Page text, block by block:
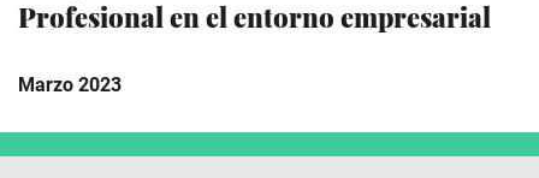
Profesional en el entorno empresarial
Marzo 2023